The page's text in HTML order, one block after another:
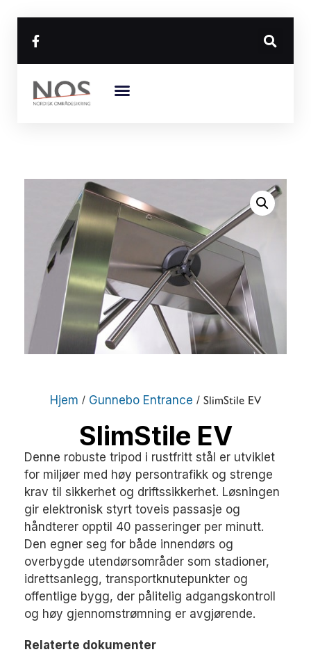
Hjem / Gunnebo Entrance / SlimStile EV
SlimStile EV
Denne robuste tripod i rustfritt stål er utviklet
for miljøer med høy persontrafikk og strenge
krav til sikkerhet og driftssikkerhet. Løsningen
gir elektronisk styrt toveis passasje og
håndterer opptil 40 passeringer per minutt.
Den egner seg for både innendørs og
overbygde utendørsområder som stadioner,
idrettsanlegg, transportknutepunkter og
offentlige bygg, der pålitelig adgangskontroll
og høy gjennomstrømning er avgjørende.
Relaterte dokumenter